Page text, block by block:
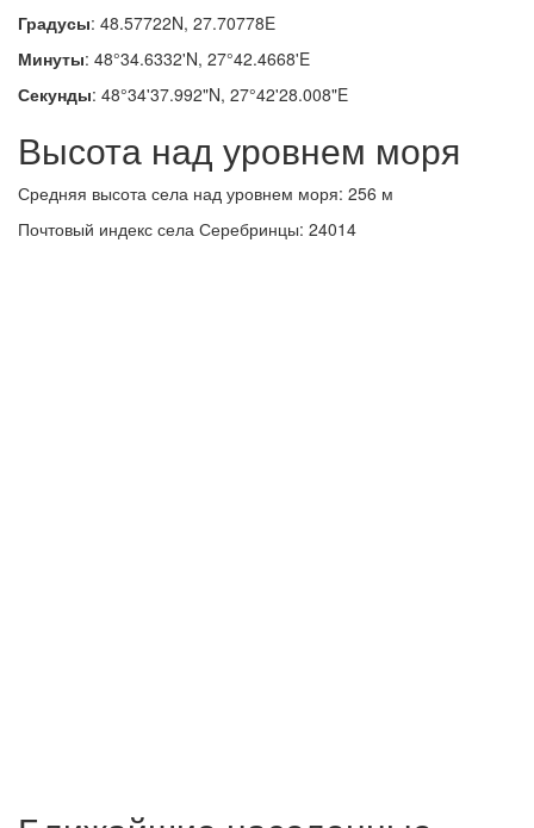
Градусы: 48.57722N, 27.70778E
Минуты: 48°34.6332'N, 27°42.4668'E
Секунды: 48°34'37.992"N, 27°42'28.008"E
Высота над уровнем моря
Средняя высота села над уровнем моря: 256 м
Почтовый индекс села Серебринцы: 24014